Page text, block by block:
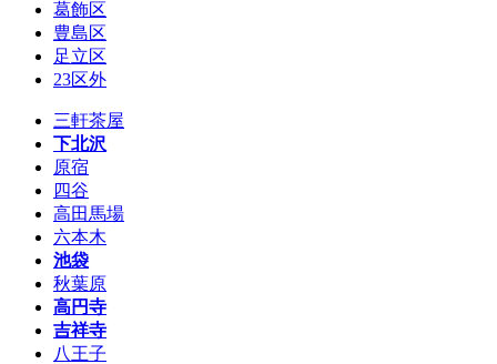
葛飾区
豊島区
足立区
23区外
三軒茶屋
下北沢
原宿
四谷
高田馬場
六本木
池袋
秋葉原
高円寺
吉祥寺
八王子